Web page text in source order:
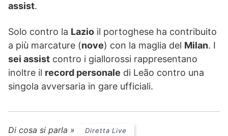
assist.
Solo contro la Lazio il portoghese ha contribuito
a più marcature (nove) con la maglia del Milan. I
sei assist contro i giallorossi rappresentano
inoltre il record personale di Leão contro una
singola avversaria in gare ufficiali.
Di cosa si parla » Diretta Live